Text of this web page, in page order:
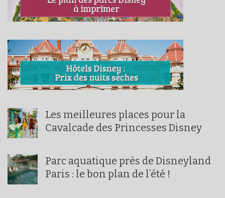
Les meilleures places pour la
Cavalcade des Princesses Disney
Parc aquatique près de Disneyland
Paris : le bon plan de l’été !